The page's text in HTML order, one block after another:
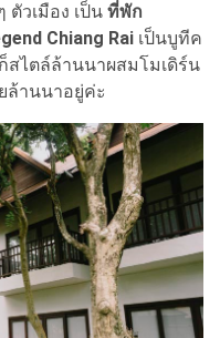
ตัวเมือง เป็น ที่พัก
Chiang Rai เป็นบูทีค
สไตล์ล้านนาผสมโมเดิร์น
ล้านนาอยู่ค่ะ